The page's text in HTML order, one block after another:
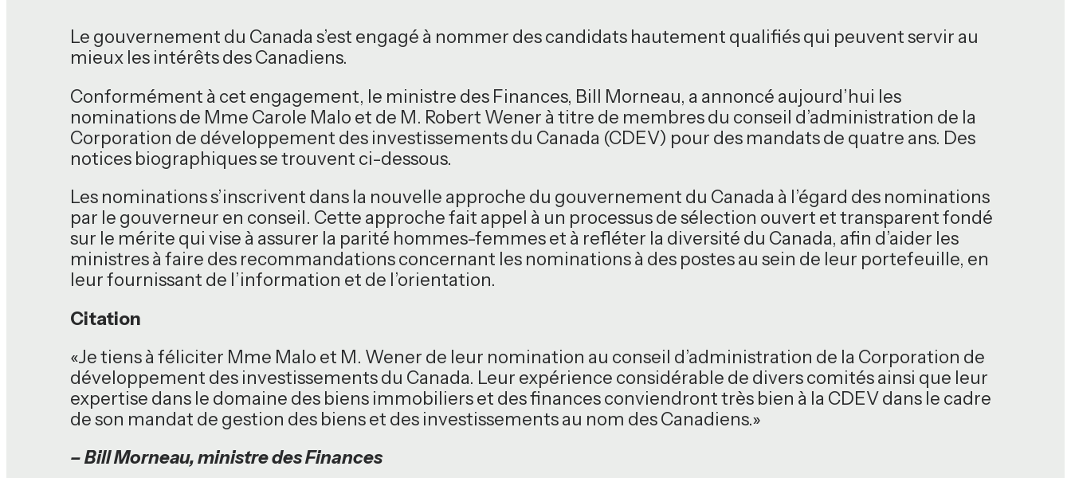
Le gouvernement du Canada s’est engagé à nommer des candidats hautement qualifiés qui peuvent servir au
mieux les intérêts des Canadiens.
Conformément à cet engagement, le ministre des Finances, Bill Morneau, a annoncé aujourd’hui les
nominations de Mme Carole Malo et de M. Robert Wener à titre de membres du conseil d’administration de la
Corporation de développement des investissements du Canada (CDEV) pour des mandats de quatre ans. Des
notices biographiques se trouvent ci-dessous.
Les nominations s’inscrivent dans la nouvelle approche du gouvernement du Canada à l’égard des nominations
par le gouverneur en conseil. Cette approche fait appel à un processus de sélection ouvert et transparent fondé
sur le mérite qui vise à assurer la parité hommes-femmes et à refléter la diversité du Canada, afin d’aider les
ministres à faire des recommandations concernant les nominations à des postes au sein de leur portefeuille, en
leur fournissant de l’information et de l’orientation.
Citation
«Je tiens à féliciter Mme Malo et M. Wener de leur nomination au conseil d’administration de la Corporation de
développement des investissements du Canada. Leur expérience considérable de divers comités ainsi que leur
expertise dans le domaine des biens immobiliers et des finances conviendront très bien à la CDEV dans le cadre
de son mandat de gestion des biens et des investissements au nom des Canadiens.»
– Bill Morneau, ministre des Finances